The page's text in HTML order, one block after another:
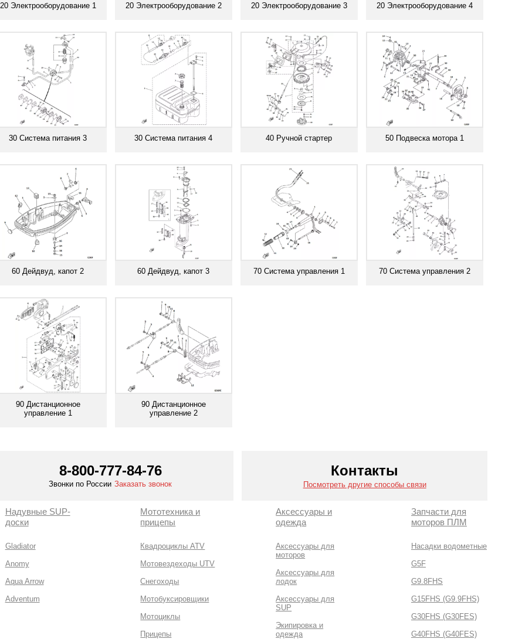
20 Электрооборудование 1 20 Электрооборудование 2 20 Электрооборудование 3 20 Электрооборудование 4
30 Система питания 3 30 Система питания 4 40 Ручной стартер 50 Подвеска мотора 1
60 Дейдвуд, капот 2 60 Дейдвуд, капот 3 70 Система управления 1 70 Система управления 2
90 Дистанционное
управление 1
90 Дистанционное
управление 2
8-800-777-84-76
Звонки по России Заказать звонок
Контакты
Посмотреть другие способы связи
Надувные SUP-
доски
Gladiator
Anomy
Aqua Arrow
Adventum
Мототехника и
прицепы
Квадроциклы ATV
Мотовездеходы UTV
Снегоходы
Мотобуксировщики
Мотоциклы
Прицепы
Аксессуары и
одежда
Аксессуары для
моторов
Аксессуары для
лодок
Аксессуары для
SUP
Экипировка и
одежда
Запчасти для
моторов ПЛМ
Насадки водометные
G5F
G9.8FHS
G15FHS (G9.9FHS)
G30FHS (G30FES)
G40FHS (G40FES)